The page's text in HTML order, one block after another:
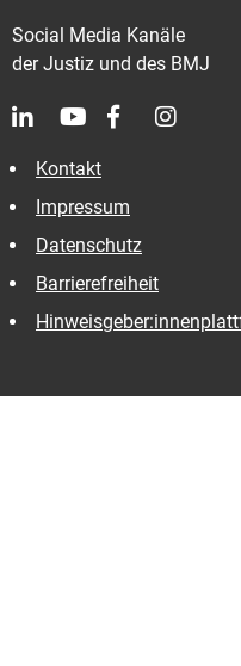
Social Media Kanäle
der Justiz und des BMJ
Kontakt
Impressum
Datenschutz
Barrierefreiheit